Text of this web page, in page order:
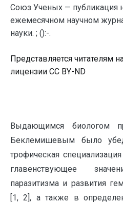
Союз Ученых — публикация
ежемесячном научном
науки. ; ():-.
Представляется читателям
лицензии CC BY-ND
Выдающимся биологом
Беклемишевым было
трофическая
главенствующее
паразитизма и развития
[1, 2], а также в